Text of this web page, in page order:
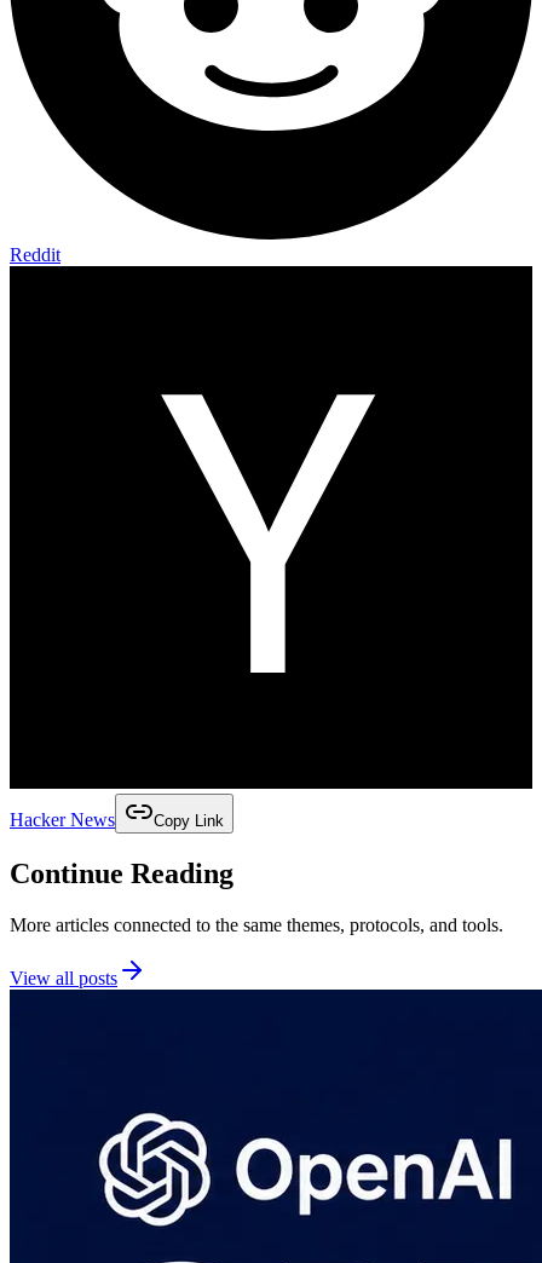
Reddit
Hacker News Copy Link
Continue Reading
More articles connected to the same themes, protocols, and tools.
View all posts